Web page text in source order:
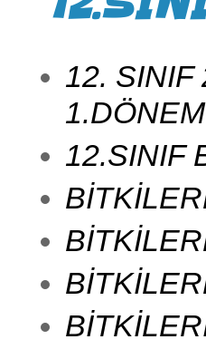
12. SINIF
12.SINIF